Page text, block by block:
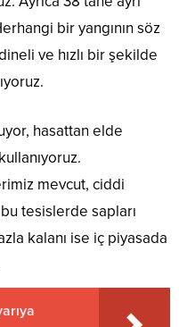
bir yangının söz
ve hızlı bir şekilde
hasattan elde
mevcut, ciddi
tesislerde sapları
kalanı ise iç piyasada